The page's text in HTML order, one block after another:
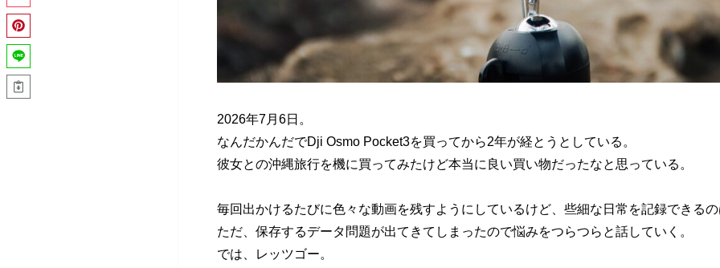
2026年7月6日。
なんだかんだでDji Osmo Pocket3を買ってから2年が経とうとしている。
彼女との沖縄旅行を機に買ってみたけど本当に良い買い物だったなと思っている。
毎回出かけるたびに色々な動画を残すようにしているけど、些細な日常を記録できる
ただ、保存するデータ問題が出てきてしまったので悩みをつらつらと話していく。
では、レッツゴー。